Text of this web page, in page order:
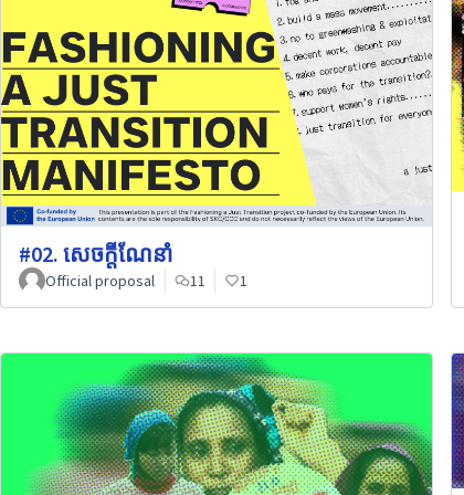
#02. សេចក្តីណែនាំ
Official proposal 11 1